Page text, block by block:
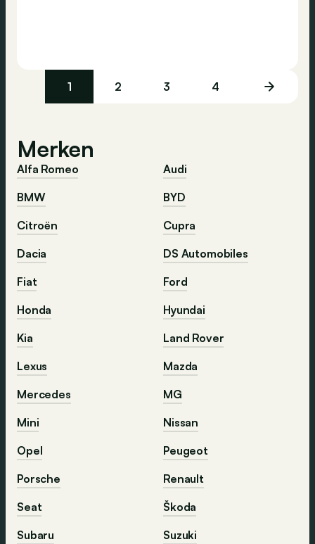
1 2 3 4
Merken
Alfa Romeo
Audi
BMW
BYD
Citroën
Cupra
Dacia
DS Automobiles
Fiat
Ford
Honda
Hyundai
Kia
Land Rover
Lexus
Mazda
Mercedes
MG
Mini
Nissan
Opel
Peugeot
Porsche
Renault
Seat
Škoda
Subaru
Suzuki